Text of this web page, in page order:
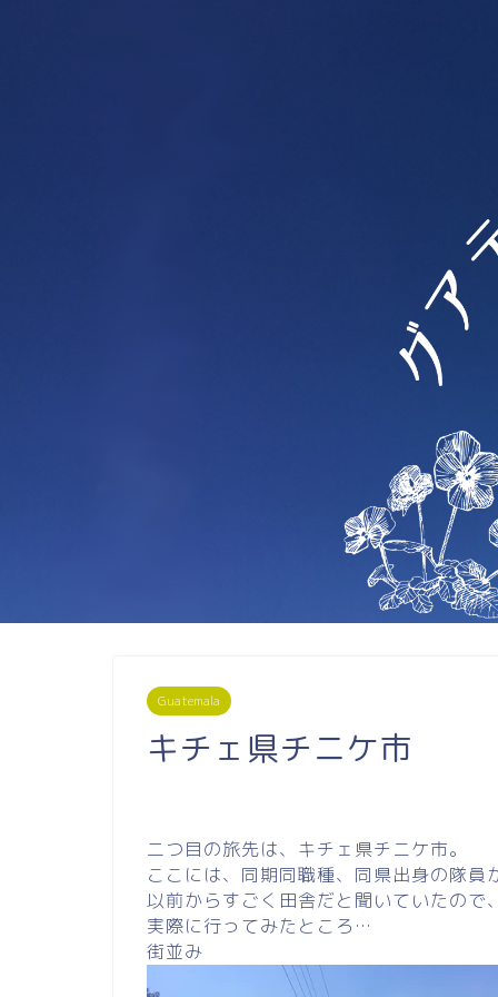
Guatemala
キチェ県チニケ市
二つ目の旅先は、キチェ県チニケ市。
ここには、同期同職種、同県出身の隊員
以前からすごく田舎だと聞いていたの
実際に行ってみたところ…
街並み